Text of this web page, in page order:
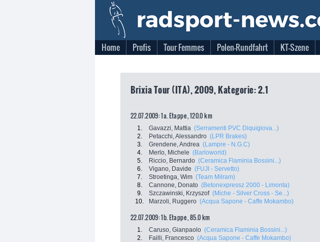
Home Profis Tour Femmes Polen-Rundfahrt KT-Szene
Brixia Tour (ITA), 2009, Kategorie: 2.1
22.07.2009: 1a. Etappe , 120.0 km
1. Gavazzi, Mattia (Serramenti PVC Diquigiova...)
2.
Petacchi, Alessandro (LPR Brakes)
3.
Grendene, Andrea (Lampre - N.G.C)
4.
Merlo, Michele (Barloworld)
5.
Riccio, Bernardo (Ceramica Flaminia Bossini...)
6.
Vigano, Davide (FUJI - Servetto)
7.
Stroetinga, Wim (Team Milram)
8.
Cannone, Donato (Betonexpressz 2000 - Limonta)
9.
Szczawinski, Krzyszof (Miche - Silver Cross - Se...)
10.
Marzoli, Ruggero (Acqua Sapone - Caffe Mokambo)
22.07.2009: 1b. Etappe , 85.0 km
1. Caruso, Gianpaolo (Ceramica Flaminia Bossini...)
2.
Failli, Francesco (Acqua Sapone - Caffe Mokambo)